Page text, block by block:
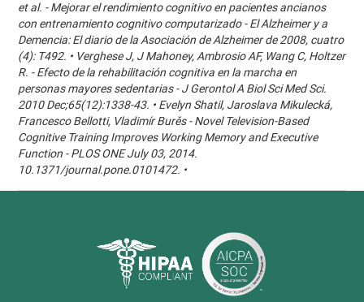
et al. - Mejorar el rendimiento cognitivo en pacientes ancianos
con entrenamiento cognitivo computarizado - El Alzheimer y a
Demencia: El diario de la Asociación de Alzheimer de 2008, cuatro
(4): T492. • Verghese J, J Mahoney, Ambrosio AF, Wang C, Holtzer
R. - Efecto de la rehabilitación cognitiva en la marcha en
personas mayores sedentarias - J Gerontol A Biol Sci Med Sci.
2010 Dec;65(12):1338-43. • Evelyn Shatil, Jaroslava Mikulecká,
Francesco Bellotti, Vladimír Burěs - Novel Television-Based
Cognitive Training Improves Working Memory and Executive
Function - PLOS ONE July 03, 2014.
10.1371/journal.pone.0101472. •